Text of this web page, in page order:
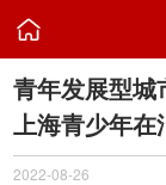

青年发展型城
上海青少年在
2022-08-26